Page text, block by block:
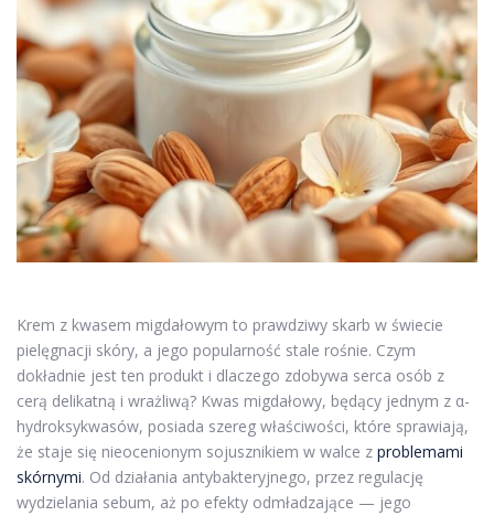
Krem z kwasem migdałowym to prawdziwy skarb w świecie
pielęgnacji skóry, a jego popularność stale rośnie. Czym
dokładnie jest ten produkt i dlaczego zdobywa serca osób z
cerą delikatną i wrażliwą? Kwas migdałowy, będący jednym z α-
hydroksykwasów, posiada szereg właściwości, które sprawiają,
że staje się nieocenionym sojusznikiem w walce z problemami
skórnymi. Od działania antybakteryjnego, przez regulację
wydzielania sebum, aż po efekty odmładzające — jego